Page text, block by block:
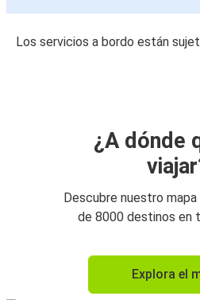
Los servicios a bordo están
¿A dónde
Descubre nuestro
de 8000 destinos en
Explora el